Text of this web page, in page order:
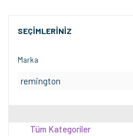
SEÇIMLERINIZ
Marka
remington
Tüm Kategoriler